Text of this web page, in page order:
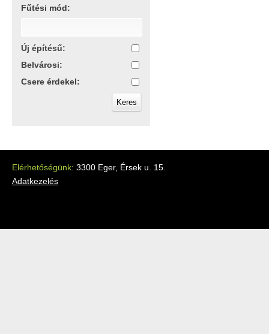
Fűtési mód:
Új építésű:
Belvárosi:
Csere érdekel:
Elérhetőségünk: 3300 Eger, Érsek u. 15.
Adatkezelés